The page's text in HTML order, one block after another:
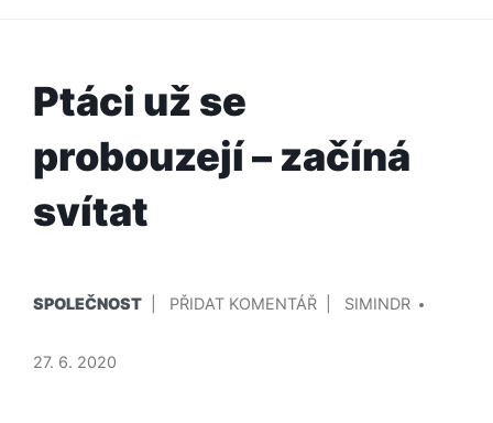
Ptáci už se
probouzejí – začíná
svítat
V
SPOLEČNOST PŘIDAT KOMENTÁŘNA
SIMINDR
27. 6. 2020